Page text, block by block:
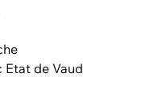
Etat de Vaud